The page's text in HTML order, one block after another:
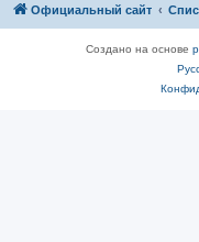
Официальный сайт
Создано на основе